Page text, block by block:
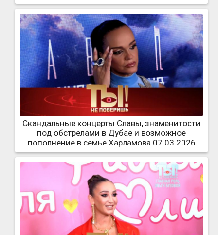
Скандальные концерты Славы, знаменитости
под обстрелами в Дубае и возможное
пополнение в семье Харламова 07.03.2026